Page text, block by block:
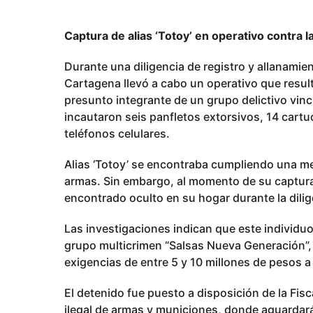
s
s
p
u
b
l
c
a
d
Captura de alias ‘Totoy’ en operativo contra
Durante una diligencia de registro y
Cartagena llevó a cabo un operativo que
presunto integrante de un grupo delictivo
incautaron seis panfletos extorsivos, 14
teléfonos celulares.
Alias ‘Totoy’ se encontraba cumpliendo una
armas. Sin embargo, al momento de su
encontrado oculto en su hogar durante la
Las investigaciones indican que este
grupo multicrimen “Salsas Nueva
exigencias de entre 5 y 10 millones de pesos
El detenido fue puesto a disposición de la
ilegal de armas y municiones, donde